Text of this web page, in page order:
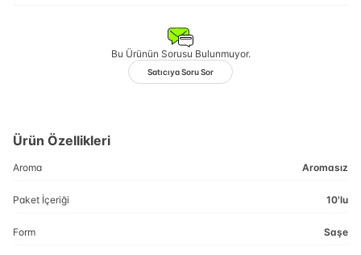
Bu Ürünün Sorusu Bulunmuyor.
Satıcıya Soru Sor
Ürün Özellikleri
Aroma Aromasız
Paket İçeriği 10'lu
Form Saşe